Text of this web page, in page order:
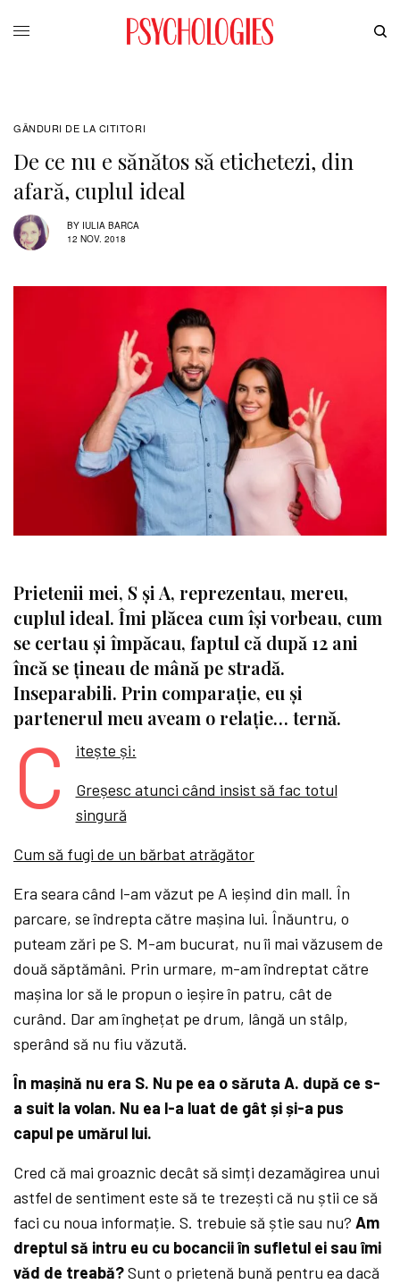
GÂNDURI DE LA CITITORI
De ce nu e sănătos să etichetezi, din
afară, cuplul ideal
BY IULIA BARCA
12 NOV. 2018
Prietenii mei, S și A, reprezentau, mereu,
cuplul ideal. Îmi plăcea cum își vorbeau, cum
se certau și împăcau, faptul că după 12 ani
încă se țineau de mână pe stradă.
Inseparabili. Prin comparație, eu și
partenerul meu aveam o relație… ternă.
C
itește și:
Greșesc atunci când insist să fac totul
singură
Cum să fugi de un bărbat atrăgător
Era seara când l-am văzut pe A ieșind din mall. În
parcare, se îndrepta către mașina lui. Înăuntru, o
puteam zări pe S. M-am bucurat, nu îi mai văzusem de
două săptămâni. Prin urmare, m-am îndreptat către
mașina lor să le propun o ieșire în patru, cât de
curând. Dar am înghețat pe drum, lângă un stâlp,
sperând să nu fiu văzută.
În mașină nu era S. Nu pe ea o săruta A. după ce s-
a suit la volan. Nu ea l-a luat de gât și și-a pus
capul pe umărul lui.
Cred că mai groaznic decât să simți dezamăgirea unui
astfel de sentiment este să te trezești că nu știi ce să
faci cu noua informație. S. trebuie să știe sau nu?Am
dreptul să intru eu cu bocancii în sufletul ei sau îmi
văd de treabă?Sunt o prietenă bună pentru ea dacă